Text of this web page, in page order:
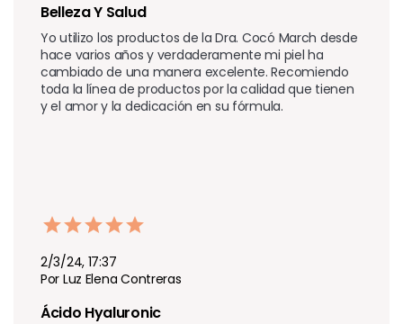
Belleza Y Salud
Yo utilizo los productos de la Dra. Cocó March desde
hace varios años y verdaderamente mi piel ha
cambiado de una manera excelente. Recomiendo
toda la línea de productos por la calidad que tienen
y el amor y la dedicación en su fórmula.
2/3/24, 17:37
Por Luz Elena Contreras
Ácido Hyaluronic